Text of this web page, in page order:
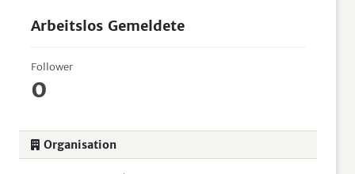
Arbeitslos Gemeldete
Follower
0
Organisation